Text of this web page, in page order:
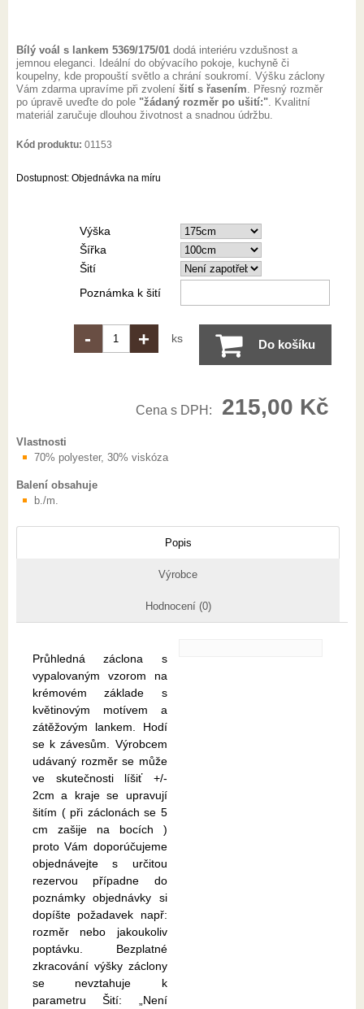
Bílý voál s lankem 5369/175/01 dodá interiéru vzdušnost a
jemnou eleganci. Ideální do obývacího pokoje, kuchyně či
koupelny, kde propouští světlo a chrání soukromí. Výšku záclony
Vám zdarma upravíme při zvolení šití s řasením. Přesný rozměr
po úpravě uveďte do pole "žádaný rozměr po ušití:". Kvalitní
materiál zaručuje dlouhou životnost a snadnou údržbu.
Kód produktu: 01153
Dostupnost: Objednávka na míru
Výška
Šířka
Šití
Poznámka k šití
- + ks Do košíku
Cena s DPH: 215,00 Kč
Vlastnosti
70% polyester, 30% viskóza
Balení obsahuje
b./m.
Popis
Výrobce
Hodnocení (0)
Průhledná záclona s
vypalovaným vzorom na
krémovém základe s
květinovým motívem a
zátěžovým lankem. Hodí
se k závesům. Výrobcem
udávaný rozměr se může
ve skutečnosti líšiť +/-
2cm a kraje se upravují
šitím ( při záclonách se 5
cm zašije na bocích )
proto Vám doporúčujeme
objednávejte s určitou
rezervou případne do
poznámky objednávky si
dopíšte požadavek např:
rozměr nebo jakoukoliv
poptávku. Bezplatné
zkracování výšky záclony
se nevztahuje k
parametru Šití: „Není